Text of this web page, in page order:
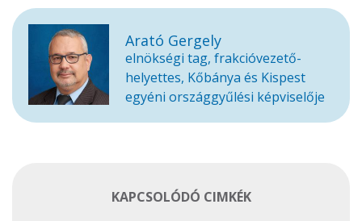
Arató Gergely
elnökségi tag, frakcióvezető-
helyettes, Kőbánya és Kispest
egyéni országgyűlési képviselője
KAPCSOLÓDÓ CIMKÉK